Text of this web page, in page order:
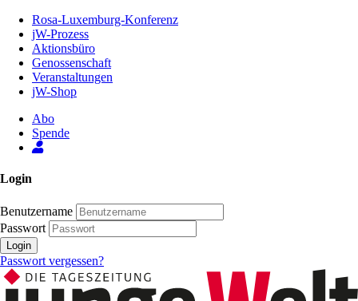
Inhalt
Seite
Rosa-Luxemburg-Konferenz
jW-Prozess
Aktionsbüro
Genossenschaft
Veranstaltungen
jW-Shop
Abo
Spende
Login
Benutzername
Passwort
Login
Passwort vergessen?